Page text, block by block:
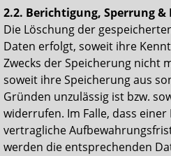
2.2. Berichtigung, Sperrung
Die Löschung der
Daten erfolgt, soweit ihre
Zwecks der Speicherung nicht
soweit ihre Speicherung aus
Gründen unzulässig ist bzw.
widerrufen. Im Falle, dass
vertragliche
werden die entsprechenden